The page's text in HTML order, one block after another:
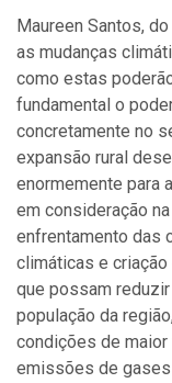
Maureen Santos,
as mudanças
como estas
fundamental o
concretamente no
expansão rural
enormemente para
em consideração
enfrentamento das
climáticas e
que possam
população da
condições de
emissões de